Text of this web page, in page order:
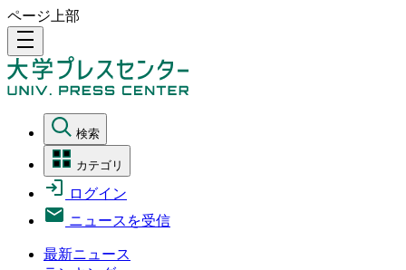
ページ上部
density_medium
検索
カテゴリ
ログイン
ニュースを受信
最新ニュース